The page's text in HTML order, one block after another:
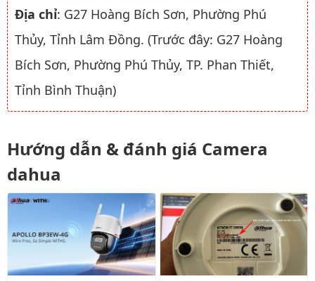
Địa chỉ: G27 Hoàng Bích Sơn, Phường Phú
Thủy, Tỉnh Lâm Đồng. (Trước đây: G27 Hoàng
Bích Sơn, Phường Phú Thủy, TP. Phan Thiết,
Tỉnh Bình Thuận)
Hướng dẫn & đánh giá Camera
dahua